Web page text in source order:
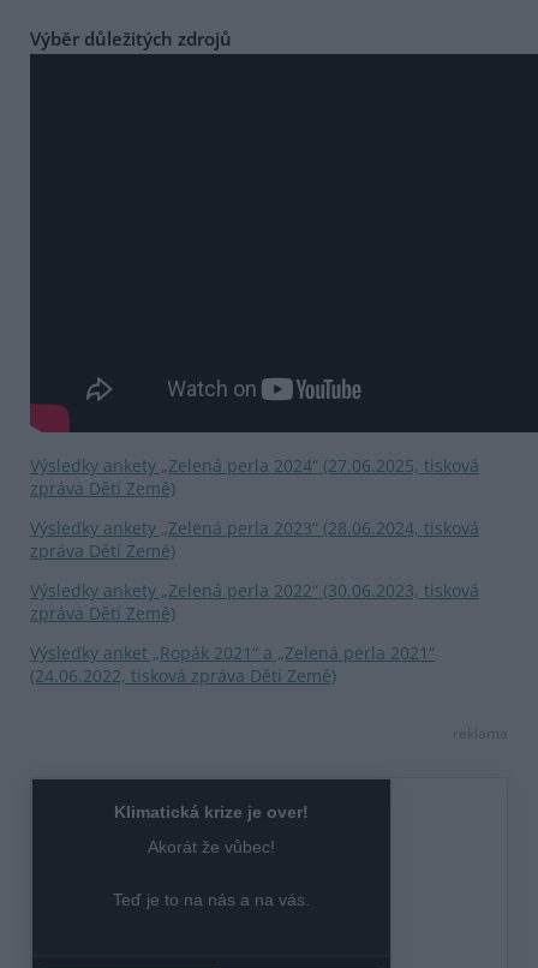
Výběr důležitých zdrojů
Výsledky ankety „Zelená perla 2024“ (27.06.2025, tisková
zpráva Dětí Země)
Výsledky ankety „Zelená perla 2023“ (28.06.2024, tisková
zpráva Dětí Země)
Výsledky ankety „Zelená perla 2022“ (30.06.2023, tisková
zpráva Dětí Země)
Výsledky anket „Ropák 2021“ a „Zelená perla 2021“
(24.06.2022, tisková zpráva Dětí Země)
reklama